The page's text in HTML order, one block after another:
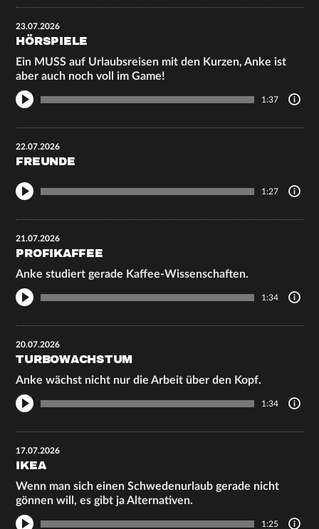
23.07.2026
HÖRSPIELE
Ein MUSS auf Urlaubsreisen mit den Kurzen, Anke ist
aber auch noch voll im Game!
1:37
22.07.2026
FREUNDE
1:27
21.07.2026
PROFIKAFFEE
Anke studiert gerade Kaffee-Wissenschaften.
1:34
20.07.2026
TURBOWACHSTUM
Anke wächst nicht nur die Arbeit über den Kopf.
1:34
17.07.2026
IKEA
Wenn man sich einen Schwedenurlaub gerade nicht
gönnen will, es gibt ja Alternativen.
1:25